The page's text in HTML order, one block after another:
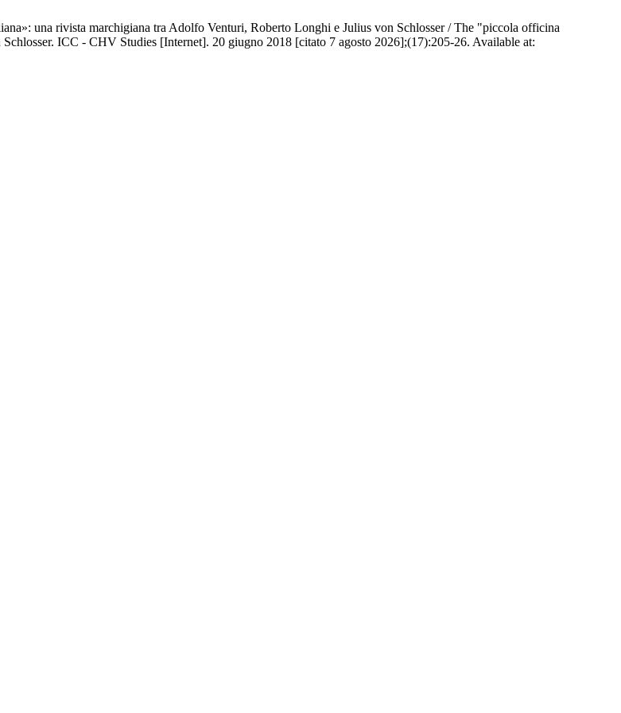
una rivista marchigiana tra Adolfo Venturi, Roberto Longhi e Julius von Schlosser / The "piccola officina
ICC - CHV Studies [Internet]. 20 giugno 2018 [citato 7 agosto 2026];(17):205-26. Available at: